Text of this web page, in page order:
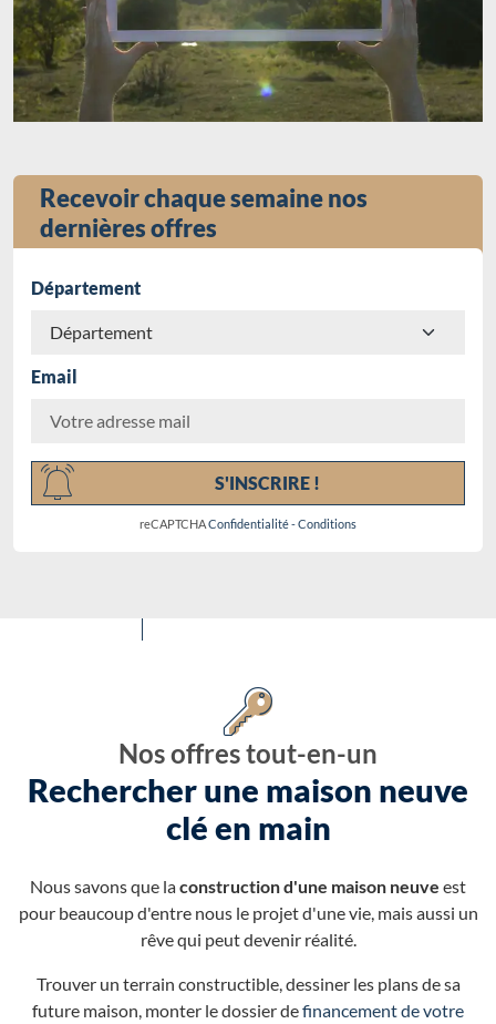
Recevoir chaque semaine nos
dernières offres
Département
Email
S'INSCRIRE !
reCAPTCHAConfidentialité-Conditions
Nos offres tout-en-un
Rechercher une maison neuve
clé en main
Nous savons que laconstruction d'une maison neuve est
pour beaucoup d'entre nous le projet d'une vie, mais aussi un
rêve qui peut devenir réalité.
Trouver un terrain constructible, dessiner les plans de sa
future maison, monter le dossier definancement de votre